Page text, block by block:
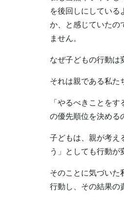
を後回しにしている
か、と感じていたの
ません。
なぜ子どもの行動は
それは親である私た
「やるべきことを
の優先順位を決める
子どもは、親が考え
う」としても行動が
そのことに気づいた
行動し、その結果の